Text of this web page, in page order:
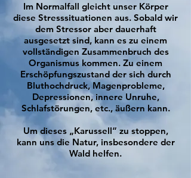
Im Normalfall gleicht unser Körper
diese Stresssituationen aus. Sobald wir
dem Stressor aber dauerhaft
ausgesetzt sind, kann es zu einem
vollständigen Zusammenbruch des
Organismus kommen. Zu einem
Erschöpfungszustand der sich durch
Bluthochdruck, Magenprobleme,
Depressionen, innere Unruhe,
Schlafstörungen, etc., äußern kann.
Um dieses „Karussell“ zu stoppen,
kann uns die Natur, insbesondere der
Wald helfen.